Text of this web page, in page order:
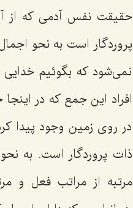
حقیقت نفس آدمی كه از
پروردگار است به نحو
نمی‌شود كه بگوئیم
افراد این جمع كه در
در روی زمین وجود پیدا
ذات پروردگار است. به
مرتبه از مراتب فعل و